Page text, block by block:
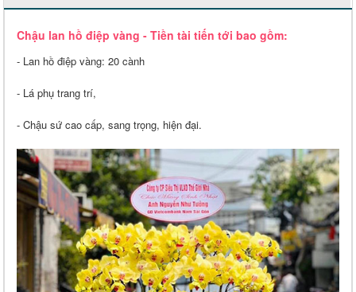
Chậu lan hồ điệp vàng - Tiền tài tiến tới bao gồm:
- Lan hồ điệp vàng: 20 cành
- Lá phụ trang trí,
- Chậu sứ cao cấp, sang trọng, hiện đại.